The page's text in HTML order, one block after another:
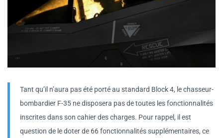
Tant qu’il n’aura pas été porté au standard Block 4, le chasseur-
bombardier F-35 ne disposera pas de toutes les fonctionnalités
inscrites dans son cahier des charges. Pour rappel, il est
question de le doter de 66 fonctionnalités supplémentaires, ce